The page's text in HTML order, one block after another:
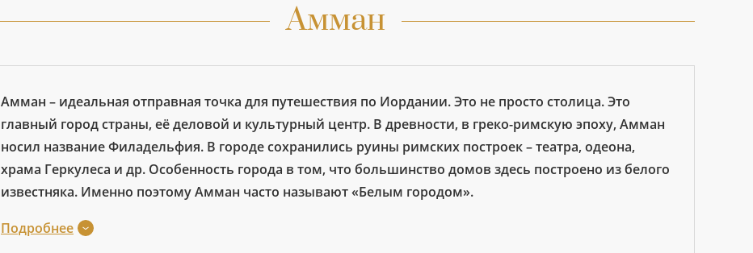
Амман
Амман – идеальная отправная точка для путешествия по Иордании. Это не просто столица. Это
главный город страны, её деловой и культурный центр. В древности, в греко-римскую эпоху, Амман
носил название Филадельфия. В городе сохранились руины римских построек – театра, одеона,
храма Геркулеса и др. Особенность города в том, что большинство домов здесь построено из белого
известняка. Именно поэтому Амман часто называют «Белым городом».
Подробнее